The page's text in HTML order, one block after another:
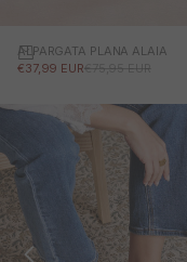
ALPARGATA PLANA ALAIA
PRECIO DE OFERTA
€37,99 EURPRECIO NORMAL
€75,95 EUR